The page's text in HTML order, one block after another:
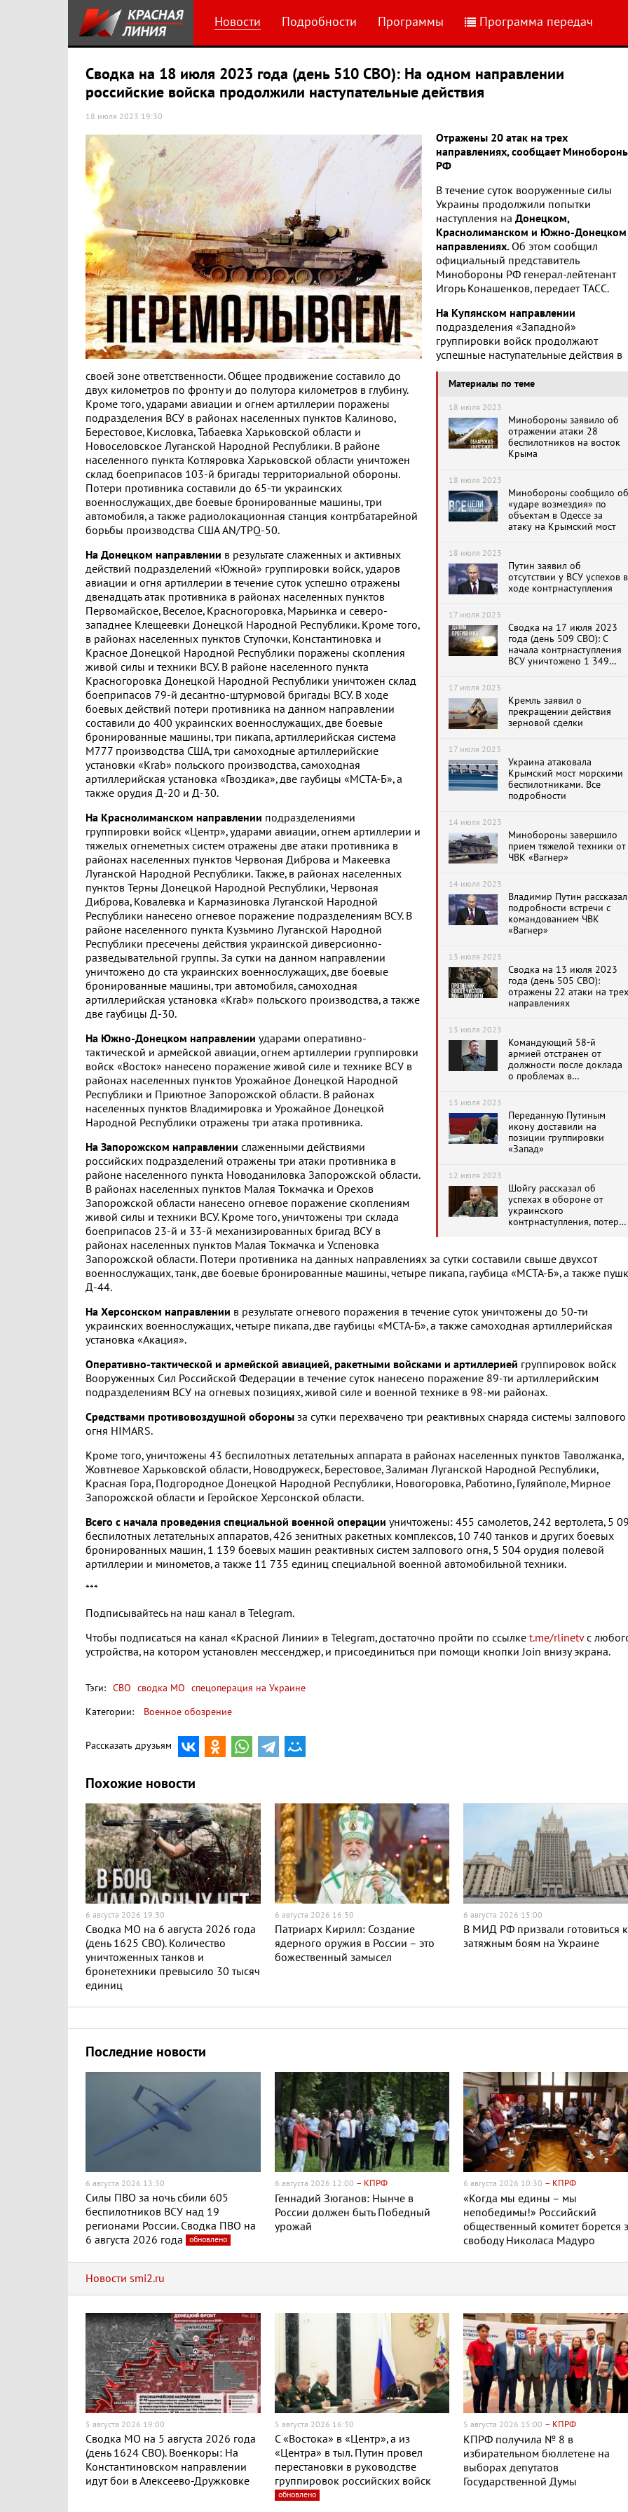
Новости Подробности Программы Программа передач
Сводка на 18 июля 2023 года (день 510 СВО): На одном направлении
российские войска продолжили наступательные действия
18 июля 2023 19:30
Отражены 20 атак на трех
направлениях, сообщает
РФ
В течение суток вооруженные силы
Украины продолжили попытки
наступления на Донецком,
Краснолиманском и Южно-Донецком
направлениях.Об этом сообщил
официальный представитель
Минобороны РФ генерал-лейтенант
Игорь Конашенков, передает ТАСС.
Материалы по теме
18 июля 2023
Минобороны заявило об
отражении атаки 28
беспилотников на восток
Крыма
18 июля 2023
Минобороны сообщило об
«ударе возмездия» по
объектам в Одессе за
атаку на Крымский мост
18 июля 2023
Путин заявил об
отсутствии у ВСУ успехов в
ходе контрнаступления
17 июля 2023
Сводка на 17 июля 2023
года (день 509 СВО): С
начала контрнаступления
ВСУ уничтожено 1 349
17 июля 2023
Кремль заявил о
прекращении действия
зерновой сделки
17 июля 2023
Украина атаковала
Крымский мост морскими
беспилотниками. Все
подробности
14 июля 2023
Минобороны завершило
прием тяжелой техники от
ЧВК «Вагнер»
14 июля 2023
Владимир Путин рассказал
подробности встречи с
командованием ЧВК
«Вагнер»
13 июля 2023
Сводка на 13 июля 2023
года (день 505 СВО):
отражены 22 атаки на трех
направлениях
13 июля 2023
Командующий 58-й
армией отстранен от
должности после доклада
о проблемах в
13 июля 2023
Переданную Путиным
икону доставили на
позиции группировки
«Запад»
12 июля 2023
Шойгу рассказал об
успехах в обороне от
украинского
контрнаступления, потерях
На Купянском направлении
подразделения «Западной»
группировки войск продолжают
успешные наступательные действия в
своей зоне ответственности. Общее продвижение составило до
двух километров по фронту и до полутора километров в глубину.
Кроме того, ударами авиации и огнем артиллерии поражены
подразделения ВСУ в районах населенных пунктов Калиново,
Берестовое, Кисловка, Табаевка Харьковской области и
Новоселовское Луганской Народной Республики. В районе
населенного пункта Котляровка Харьковской области уничтожен
склад боеприпасов 103-й бригады территориальной обороны.
Потери противника составили до 65-ти украинских
военнослужащих, две боевые бронированные машины, три
автомобиля, а также радиолокационная станция контрбатарейной
борьбы производства США AN/TPQ-50.
На Донецком направлении в результате слаженных и активных
действий подразделений «Южной» группировки войск, ударов
авиации и огня артиллерии в течение суток успешно отражены
двенадцать атак противника в районах населенных пунктов
Первомайское, Веселое, Красногоровка, Марьинка и северо-
западнее Клещеевки Донецкой Народной Республики. Кроме того,
в районах населенных пунктов Ступочки, Константиновка и
Красное Донецкой Народной Республики поражены скопления
живой силы и техники ВСУ. В районе населенного пункта
Красногоровка Донецкой Народной Республики уничтожен склад
боеприпасов 79-й десантно-штурмовой бригады ВСУ. В ходе
боевых действий потери противника на данном направлении
составили до 400 украинских военнослужащих, две боевые
бронированные машины, три пикапа, артиллерийская система
М777 производства США, три самоходные артиллерийские
установки «Krab» польского производства, самоходная
артиллерийская установка «Гвоздика», две гаубицы «МСТА-Б», а
также орудия Д-20 и Д-30.
На Краснолиманском направлении подразделениями
группировки войск «Центр», ударами авиации, огнем артиллерии и
тяжелых огнеметных систем отражены две атаки противника в
районах населенных пунктов Червоная Диброва и Макеевка
Луганской Народной Республики. Также, в районах населенных
пунктов Терны Донецкой Народной Республики, Червоная
Диброва, Ковалевка и Кармазиновка Луганской Народной
Республики нанесено огневое поражение подразделениям ВСУ. В
районе населенного пункта Кузьмино Луганской Народной
Республики пресечены действия украинской диверсионно-
разведывательной группы. За сутки на данном направлении
уничтожено до ста украинских военнослужащих, две боевые
бронированные машины, три автомобиля, самоходная
артиллерийская установка «Krab» польского производства, а также
две гаубицы Д-30.
На Южно-Донецком направлении ударами оперативно-
тактической и армейской авиации, огнем артиллерии группировки
войск «Восток» нанесено поражение живой силе и технике ВСУ в
районах населенных пунктов Урожайное Донецкой Народной
Республики и Приютное Запорожской области. В районах
населенных пунктов Владимировка и Урожайное Донецкой
Народной Республики отражены три атака противника.
На Запорожском направлении слаженными действиями
российских подразделений отражены три атаки противника в
районе населенного пункта Новоданиловка Запорожской области.
В районах населенных пунктов Малая Токмачка и Орехов
Запорожской области нанесено огневое поражение скоплениям
живой силы и техники ВСУ. Кроме того, уничтожены три склада
боеприпасов 23-й и 33-й механизированных бригад ВСУ в
районах населенных пунктов Малая Токмачка и Успеновка
Запорожской области. Потери противника на данных направлениях за сутки составили свыше двухсот
военнослужащих, танк, две боевые бронированные машины, четыре пикапа, гаубица «МСТА-Б», а также
Д-44.
На Херсонском направлении в результате огневого поражения в течение суток уничтожены до 50-ти
украинских военнослужащих, четыре пикапа, две гаубицы «МСТА-Б», а также самоходная артиллерийская
установка «Акация».
Оперативно-тактической и армейской авиацией, ракетными войсками и артиллерией группировок войск
Вооруженных Сил Российской Федерации в течение суток нанесено поражение 89-ти артиллерийским
подразделениям ВСУ на огневых позициях, живой силе и военной технике в 98-ми районах.
Средствами противовоздушной обороны за сутки перехвачено три реактивных снаряда системы залпового
огня HIMARS.
Кроме того, уничтожены 43 беспилотных летательных аппарата в районах населенных пунктов Таволжанка,
Жовтневое Харьковской области, Новодружеск, Берестовое, Залиман Луганской Народной Республики,
Красная Гора, Подгородное Донецкой Народной Республики, Новогоровка, Работино, Гуляйполе, Мирное
Запорожской области и Геройское Херсонской области.
Всего с начала проведения специальной военной операции уничтожены: 455 самолетов, 242 вертолета, 5
беспилотных летательных аппаратов, 426 зенитных ракетных комплексов, 10 740 танков и других боевых
бронированных машин, 1 139 боевых машин реактивных систем залпового огня, 5 504 орудия полевой
артиллерии и минометов, а также 11 735 единиц специальной военной автомобильной техники.
***
Подписывайтесь на наш канал в Telegram.
Чтобы подписаться на канал «Красной Линии» в Telegram, достаточно пройти по ссылке t.me/rlinetvс
устройства, на котором установлен мессенджер, и присоединиться при помощи кнопки Join внизу экрана.
Тэги: СВО сводка МО спецоперация на Украине
Категории:
Военное обозрение
Рассказать друзьям
Похожие новости
6 августа 2026 19:30
Сводка МО на 6 августа 2026 года
(день 1625 СВО). Количество
уничтоженных танков и
бронетехники превысило 30 тысяч
единиц
6 августа 2026 16:30
Патриарх Кирилл: Создание
ядерного оружия в России – это
божественный замысел
6 августа 2026 15:00
В МИД РФ призвали готовиться к
затяжным боям на Украине
Последние новости
6 августа 2026 13:30
Силы ПВО за ночь сбили 605
беспилотников ВСУ над 19
регионами России. Сводка ПВО на
6 августа 2026 года
обновлено
6 августа 2026 12:00 – КПРФ
Геннадий Зюганов: Нынче в
России должен быть Победный
урожай
6 августа 2026 10:30 – КПРФ
«Когда мы едины – мы
непобедимы!» Российский
общественный комитет борется
свободу Николаса Мадуро
Новости smi2.ru
5 августа 2026 19:00
Сводка МО на 5 августа 2026 года
(день 1624 СВО). Военкоры: На
Константиновском направлении
идут бои в Алексеево-Дружковке
5 августа 2026 16:30
С «Востока» в «Центр», а из
«Центра» в тыл. Путин провел
перестановки в руководстве
группировок российских войск
обновлено
5 августа 2026 15:00 – КПРФ
КПРФ получила № 8 в
избирательном бюллетене на
выборах депутатов
Государственной Думы